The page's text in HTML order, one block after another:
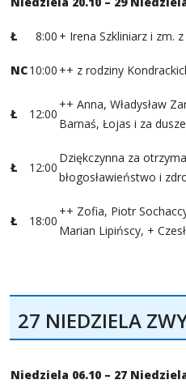
Ł 8:00 + Irena Szkliniarz i zm.
NC10:00 ++ z rodziny
Ł 12:00
++ Anna, Władysław
Barnaś, Łojas i za
Ł 12:00
Dziękczynna za
błogosławieństwo i
Ł 18:00
++ Zofia, Piotr
Marian Lipińscy, +
27 NIEDZIELA
Niedziela 06.10 – 27